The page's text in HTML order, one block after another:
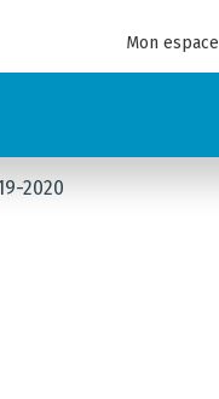
Mon espace
2020